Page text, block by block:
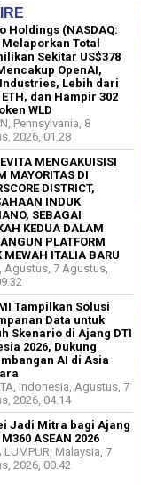
Holdings (NASDAQ:
Melaporkan Total
Sekitar US$378
OpenAI,
Lebih dari
ETH, dan Hampir 302
WLD
Pennsylvania, 8
2026, 01.28
MENGAKUISISI
MAYORITAS DI
DISTRICT,
INDUK
SEBAGAI
KEDUA DALAM
PLATFORM
MEWAH ITALIA BARU
Agustus, 7 Agustus,
Tampilkan Solusi
Data untuk
Skenario di Ajang DTI
2026, Dukung
AI di Asia
Indonesia, Agustus, 7
2026, 04.14
Jadi Mitra bagi Ajang
ASEAN 2026
LUMPUR, Malaysia, 7
2026, 00.42